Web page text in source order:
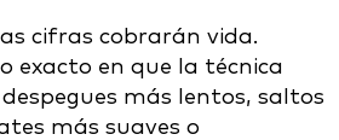
cifras cobrarán vida.
exacto en que la técnica
más lentos, saltos
más suaves o